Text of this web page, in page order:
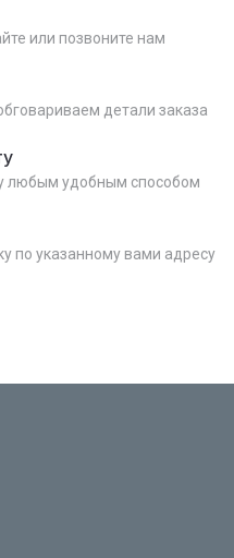
или позвоните нам
детали заказа
любым удобным способом
по указанному вами адресу